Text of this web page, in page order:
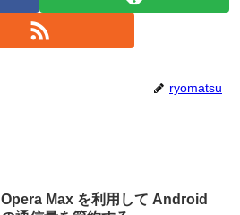
ryomatsu
Opera Max を利用して Android